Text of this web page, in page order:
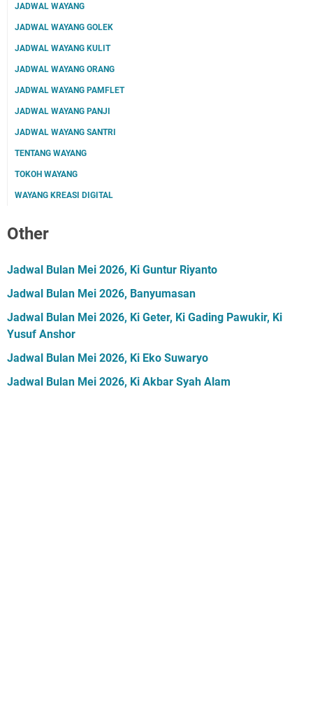
JADWAL WAYANG
JADWAL WAYANG GOLEK
JADWAL WAYANG KULIT
JADWAL WAYANG ORANG
JADWAL WAYANG PAMFLET
JADWAL WAYANG PANJI
JADWAL WAYANG SANTRI
TENTANG WAYANG
TOKOH WAYANG
WAYANG KREASI DIGITAL
Other
Jadwal Bulan Mei 2026, Ki Guntur Riyanto
Jadwal Bulan Mei 2026, Banyumasan
Jadwal Bulan Mei 2026, Ki Geter, Ki Gading Pawukir, Ki
Yusuf Anshor
Jadwal Bulan Mei 2026, Ki Eko Suwaryo
Jadwal Bulan Mei 2026, Ki Akbar Syah Alam